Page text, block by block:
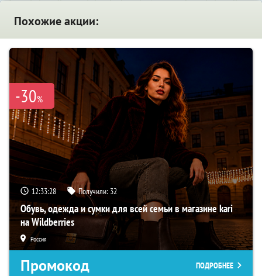
Похожие акции:
-30%
12:33:27 Получили: 32
Обувь, одежда и сумки для всей семьи в магазине kari
на Wildberries
Россия
Промокод ПОДРОБНЕЕ